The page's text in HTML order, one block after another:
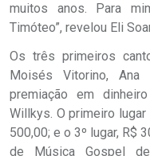
muitos anos. Para
Timóteo”, revelou Eli
Os três primeiros
Moisés Vitorino,
premiação em
Willkys. O primeiro lugar
500,00; e o 3º lugar, R$
de Música Gospel